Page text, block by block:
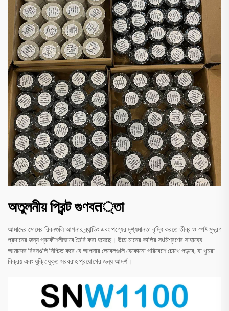
অতুলনীয় প্রিন্ট গুণবत্তা
আমাদের মোমের রিবনগুলি আপনার ব্র্যান্ডিং এবং পণ্যের দৃশ্যমানতা বৃদ্ধি করতে তীব্র ও স্পষ্ট মুদ্রণ
প্রদানের জন্য প্রকৌশলীভাবে তৈরি করা হয়েছে। উচ্চ-মানের কালির সংমিশ্রণের সাহায্যে
আমাদের রিবনগুলি নিশ্চিত করে যে আপনার লেবেলগুলি যেকোনো পরিবেশে চোখে পড়বে, যা খুচরা
বিক্রয় এবং যুক্তিযুক্ত সরবরাহ প্রয়োগের জন্য আদর্শ।